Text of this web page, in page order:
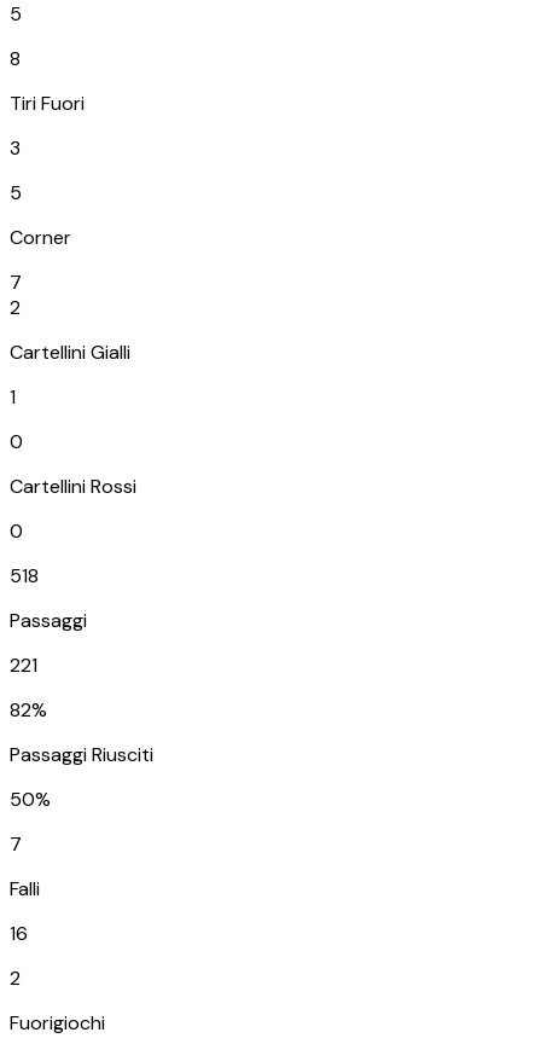
5
8
Tiri Fuori
3
5
Corner
7
2
Cartellini Gialli
1
0
Cartellini Rossi
0
518
Passaggi
221
82%
Passaggi Riusciti
50%
7
Falli
16
2
Fuorigiochi